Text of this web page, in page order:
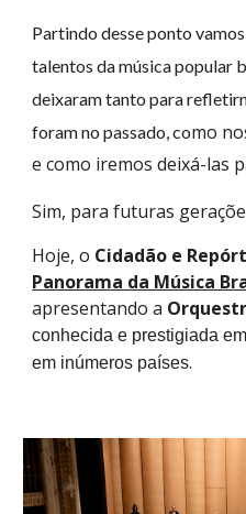
Partindo desse ponto
talentos da música popular
deixaram tanto para
foram no passado, como
e como iremos deixá-las
Sim, para futuras
Hoje, o Cidadão e
Panorama da Música
apresentando a
conhecida e prestigiada
em inúmeros países.